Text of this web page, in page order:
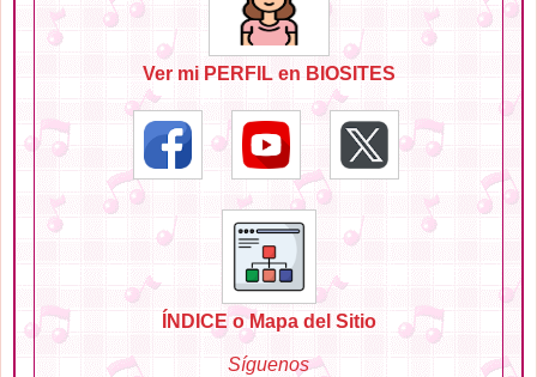
Ver mi PERFIL en BIOSITES
ÍNDICE o Mapa del Sitio
Síguenos